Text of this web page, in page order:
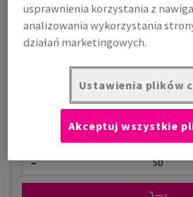
Cena z uwzględnieniem VAT
6 788,30 zł
W MAGAZYNIE
kilogram
−
usprawnienia korzystania z
analizowania wykorzystania
działań marketingowych.
Ustawienia plików
Akceptuj wszystkie